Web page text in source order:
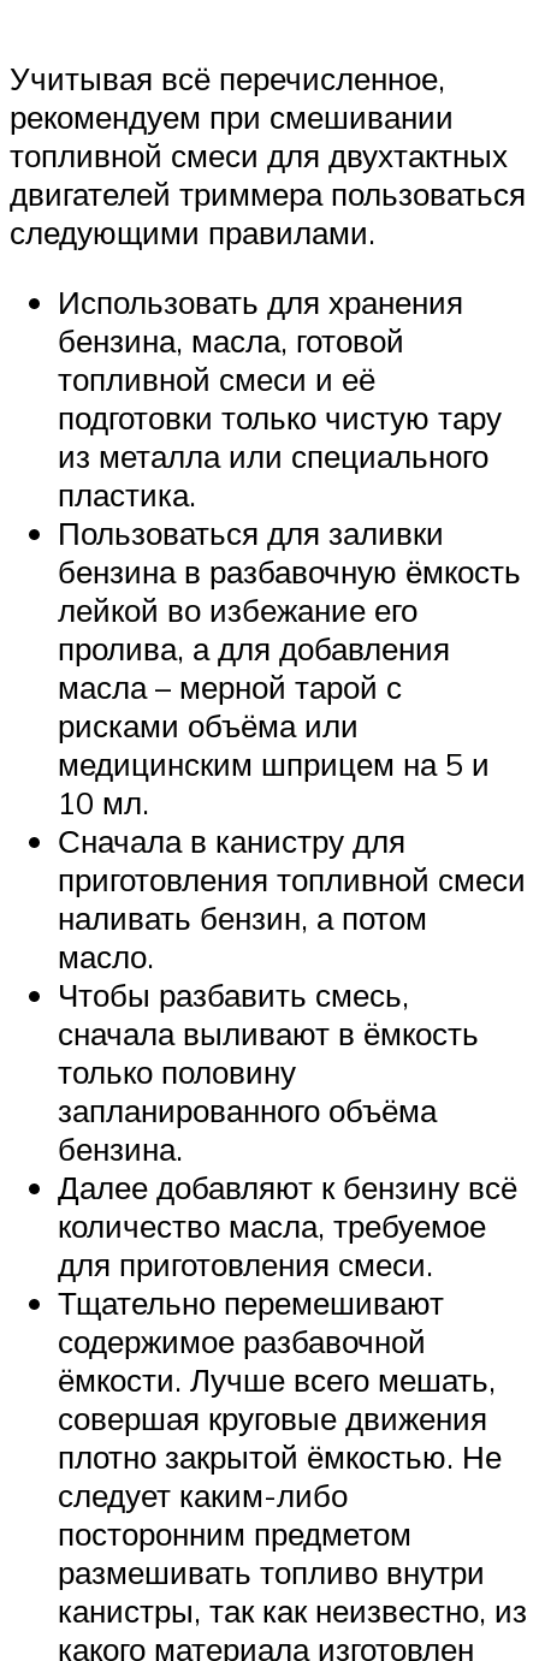
Учитывая всё перечисленное,
рекомендуем при смешивании
топливной смеси для двухтактных
двигателей триммера пользоваться
следующими правилами.
Использовать для хранения
бензина, масла, готовой
топливной смеси и её
подготовки только чистую тару
из металла или специального
пластика.
Пользоваться для заливки
бензина в разбавочную ёмкость
лейкой во избежание его
пролива, а для добавления
масла – мерной тарой с
рисками объёма или
медицинским шприцем на 5 и
10 мл.
Сначала в канистру для
приготовления топливной смеси
наливать бензин, а потом
масло.
Чтобы разбавить смесь,
сначала выливают в ёмкость
только половину
запланированного объёма
бензина.
Далее добавляют к бензину всё
количество масла, требуемое
для приготовления смеси.
Тщательно перемешивают
содержимое разбавочной
ёмкости. Лучше всего мешать,
совершая круговые движения
плотно закрытой ёмкостью. Не
следует каким-либо
посторонним предметом
размешивать топливо внутри
канистры, так как неизвестно, из
какого материала изготовлен